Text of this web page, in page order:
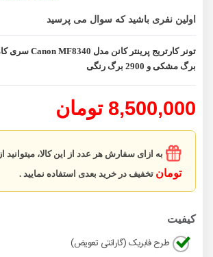
اولین نفری باشید که سوال می پرسید
برگ مشکی و 2900 برگ رنگی
8,500,000 تومان
به ازای سفارش هر عدد از این کالا، میتوانید از
تومان تخفیف در خرید بعدی استفاده نمایید .
کیفیت
طرح فابریک (گارانتی تعویض)